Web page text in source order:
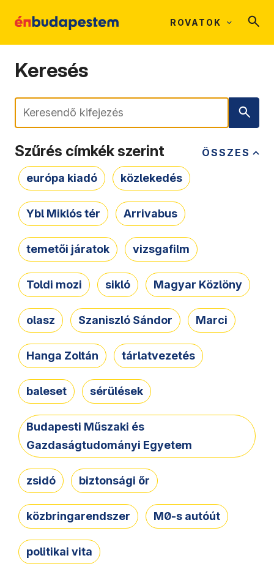
ROVATOK
Keresés
Keresés
ÖSSZES
Szűrés címkék szerint
európa kiadó közlekedés
Ybl Miklós tér Arrivabus
temetői járatok vizsgafilm
Toldi mozi sikló Magyar Közlöny
olasz Szaniszló Sándor Marci
Hanga Zoltán tárlatvezetés
baleset sérülések
Budapesti Műszaki és
Gazdaságtudományi Egyetem
zsidó biztonsági őr
közbringarendszer M0-s autóút
politikai vita